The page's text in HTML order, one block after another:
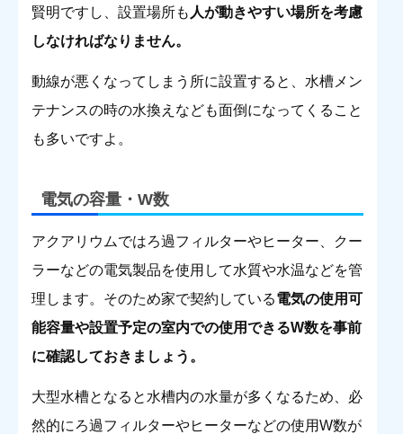
賢明ですし、設置場所も 人が動きやすい場所を考慮
しなければなりません。
動線が悪くなってしまう所に設置すると、水槽メン
テナンスの時の水換えなども面倒になってくること
も多いですよ。
電気の容量・W数
アクアリウムではろ過フィルターやヒーター、クー
ラーなどの電気製品を使用して水質や水温などを管
理します。 そのため家で契約している電気の使用可
能容量や設置予定の室内での使用できるW数を事前
に確認しておきましょう。
大型水槽となると水槽内の水量が多くなるため、必
然的にろ過フィルターやヒーターなどの使用W数が